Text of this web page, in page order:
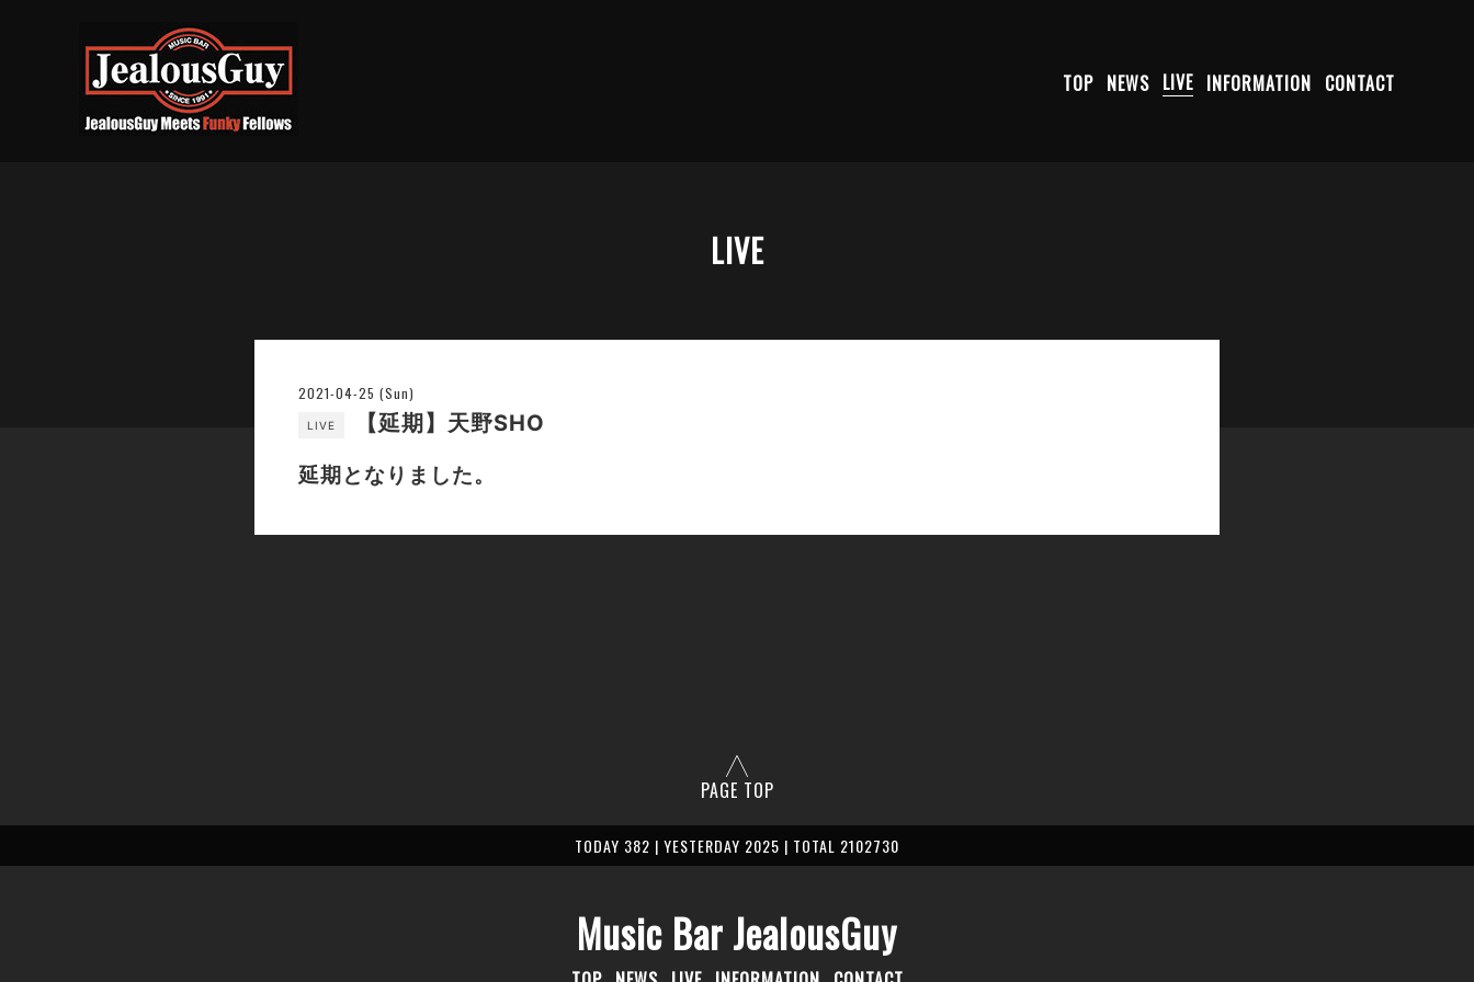
TOP NEWS LIVE INFORMATION CONTACT
LIVE
2021-04-25 (Sun)
LIVE 【延期】天野SHO
延期となりました。
PAGE TOP
TODAY 382 | YESTERDAY 2025 | TOTAL 2102730
Music Bar JealousGuy